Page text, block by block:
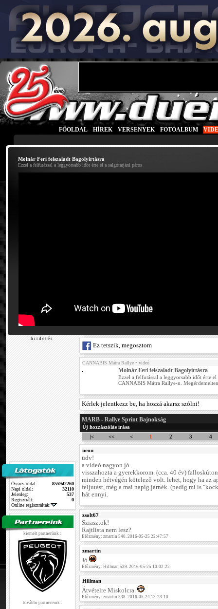
FŐOLDAL HÍREK VERSENYEK FOTÓALBUM
Molnár Feri felszaladt Bagolyirtásra
Ezzel a felfutással a leggyorsabb időt érte el a salgótarjáni páros
h i r d e t é s
Összes oldal:
855942260
Napi oldal:
32110
Jelenleg:
537
Regisztrált:
0
Online regisztráltak:
kiemelt partnerünk :
további partnereink :
Ez tetszik, megosztom
CANNABIS Mátra Rallye • videó
Molnár Feri felszaladt Bagolyirtásra
Ezzel a felfutással a leggyorsabb időt érte el
CANNABIS Mátra Rallye-n.
Kérlek jelentkezz be, ha hozzá akarsz szólni!
MARB - Rallye Sprint Bajnokság
Új hozzászólás írása
|<
<< < 1 2 3 4
neon
üdv!
a videó nagyon jó.
visszahozta a gyerekkorom. (cca. 40 év)
minden hétvégén kötelező volt. lehet, hogy ha az
feljutást, még a mai napig járnék. (pedig mi is
hát ennyi.
zsolt67
Sziasztok!
Rajtlista nem lesz?
Előzmény: zmartin 540. 2016-05-25 22:47:57
zmartin
Jó
Előzmény: Hillman 539. 2016-05-25 10:02:22
Hillman
Átvételre Miskolcra.
Előzmény: zmartin 538. 2016-05-24 13:23:10